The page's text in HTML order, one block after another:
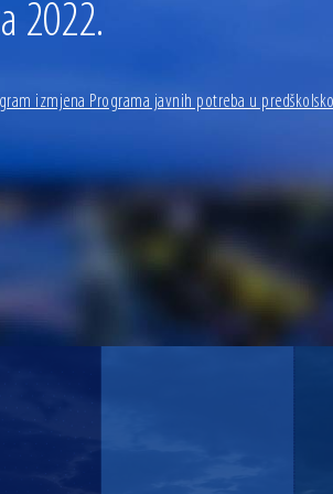
2022.
izmjena Programa javnih potreba u